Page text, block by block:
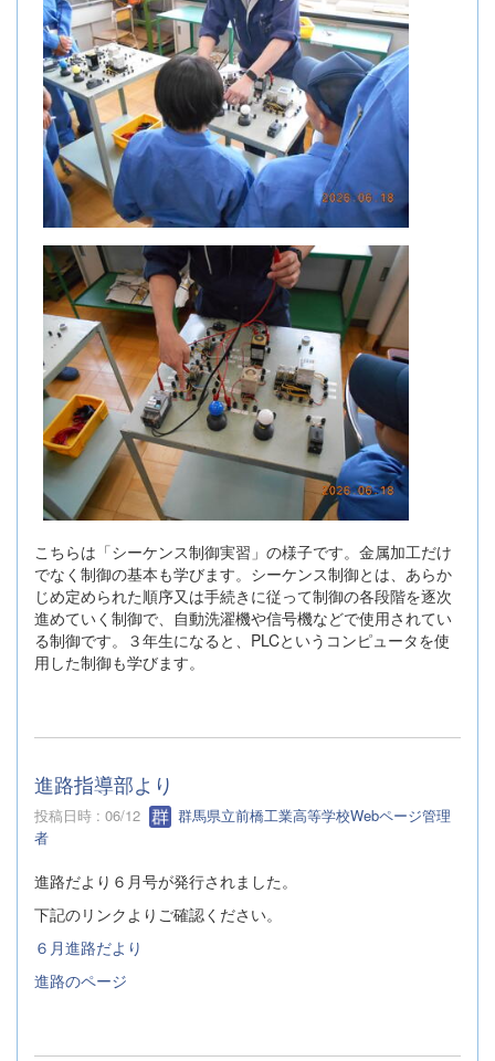
こちらは「シーケンス制御実習」の様子です。金属加工だけ
でなく制御の基本も学びます。シーケンス制御とは、あらか
じめ定められた順序又は手続きに従って制御の各段階を逐次
進めていく制御で、自動洗濯機や信号機などで使用されてい
る制御です。３年生になると、PLCというコンピュータを使
用した制御も学びます。
進路指導部より
投稿日時 : 06/12
群馬県立前橋工業高等学校Webページ管理
者
進路だより６月号が発行されました。
下記のリンクよりご確認ください。
６月進路だより
進路のページ